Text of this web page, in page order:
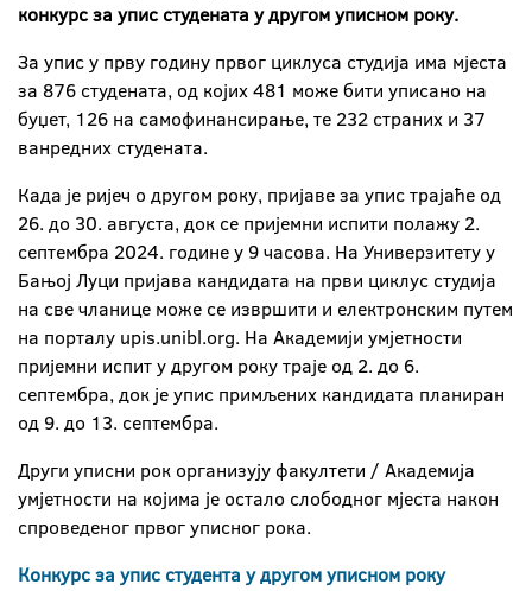
конкурс за упис студената у другом уписном року.
За упис у прву годину првог циклуса студија има мјеста
за 876 студената, од којих 481 може бити уписано на
буџет, 126 на самофинансирање, те 232 страних и 37
ванредних студената.
Када је ријеч о другом року, пријаве за упис трајаће од
26. до 30. августа, док се пријемни испити полажу 2.
септембра 2024. године у 9 часова. На Универзитету у
Бањој Луци пријава кандидата на први циклус студија
на све чланице може се извршити и електронским путем
на порталу upis.unibl.org. На Академији умјетности
пријемни испит у другом року траје од 2. до 6.
септембра, док је упис примљених кандидата планиран
од 9. до 13. септембра.
Други уписни рок организују факултети / Академија
умјетности на којима је остало слободног мјеста након
спроведеног првог уписног рока.
Конкурс за упис студента у другом уписном року